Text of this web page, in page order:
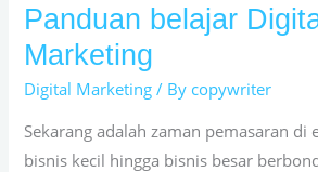
Panduan belajar
Marketing
Digital Marketing / By copywriter
Sekarang adalah zaman pemasaran di
bisnis kecil hingga bisnis besar
Panduan
belajar
Digital
Marketing